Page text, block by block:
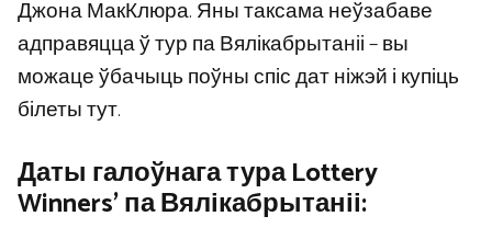
Джона МакКлюра. Яны таксама неўзабаве
адправяцца ў тур па Вялікабрытаніі – вы
можаце ўбачыць поўны спіс дат ніжэй і купіць
білеты тут.
Даты галоўнага тура Lottery
Winners’ па Вялікабрытаніі: